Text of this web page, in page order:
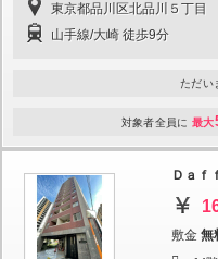
東京都品川区北品川５丁目
山手線/大崎 徒歩9分
ただい
対象者全員に 最大
Ｄａｆ
敷金 無